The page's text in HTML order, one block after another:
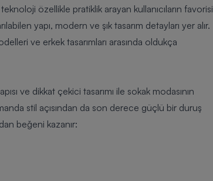
özellikle pratiklik arayan kullanıcıların favorisi
yapı, modern ve şık tasarım detayları yer alır.
ve erkek tasarımları arasında oldukça
ve dikkat çekici tasarımı ile sokak modasının
stil açısından da son derece güçlü bir duruş
beğeni kazanır: